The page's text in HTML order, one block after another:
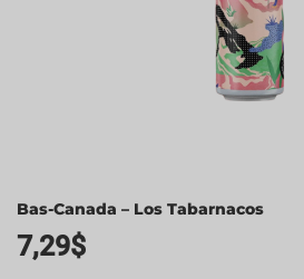
Bas-Canada – Los Tabarnacos
7,29$